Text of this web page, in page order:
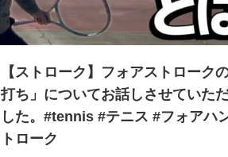
【ストローク】フォアストローク
打ち」についてお話しさせていた
した。#tennis #テニス #フォアハ
トローク